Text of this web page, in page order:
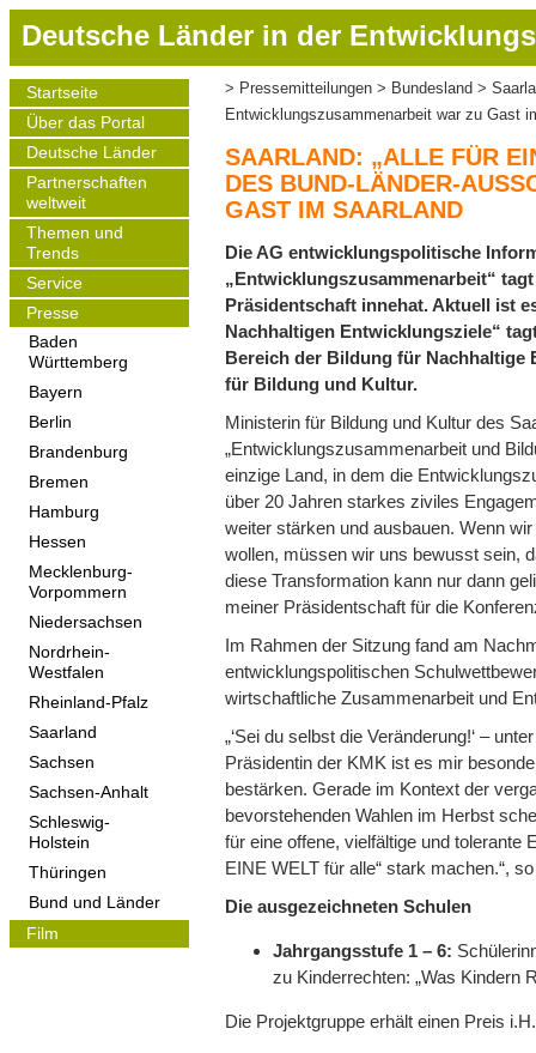
r
Deutsche Länder in der
Main
navigation
Startseite
Über das Portal
Deutsche Länder
Partnerschaften
weltweit
Themen und
Trends
Service
Presse
Baden
Württemberg
Bayern
Berlin
Brandenburg
Bremen
Hamburg
Hessen
Mecklenburg-
Vorpommern
Niedersachsen
Nordrhein-
Westfalen
Rheinland-Pfalz
Saarland
Sachsen
Sachsen-Anhalt
Schleswig-
Holstein
Thüringen
Bund und Länder
Film
Pfadnavigation
Pressemitteilungen Bundesland
Entwicklungszusammenarbeit war zu Gast
SAARLAND: „ALLE FÜR
DES BUND-LÄNDER-
GAST IM SAARLAND
Die AG entwicklungspolitische
„Entwicklungszusammenarbeit“
Präsidentschaft innehat. Aktuell ist
Nachhaltigen Entwicklungsziele“
Bereich der Bildung für Nachhaltige
für Bildung und Kultur.
Ministerin für Bildung und Kultur des
„Entwicklungszusammenarbeit und
einzige Land, in dem die
über 20 Jahren starkes ziviles
weiter stärken und ausbauen. Wenn
wollen, müssen wir uns bewusst sein,
diese Transformation kann nur dann
meiner Präsidentschaft für die
Im Rahmen der Sitzung fand am
entwicklungspolitischen
wirtschaftliche Zusammenarbeit und
„‘Sei du selbst die Veränderung!‘ –
Präsidentin der KMK ist es mir
bestärken. Gerade im Kontext der
bevorstehenden Wahlen im Herbst
für eine offene, vielfältige und tolerante
EINE WELT für alle“ stark machen.“,
Die ausgezeichneten Schulen
Jahrgangsstufe 1 – 6:
zu Kinderrechten: „Was Kindern
Die Projektgruppe erhält einen Preis